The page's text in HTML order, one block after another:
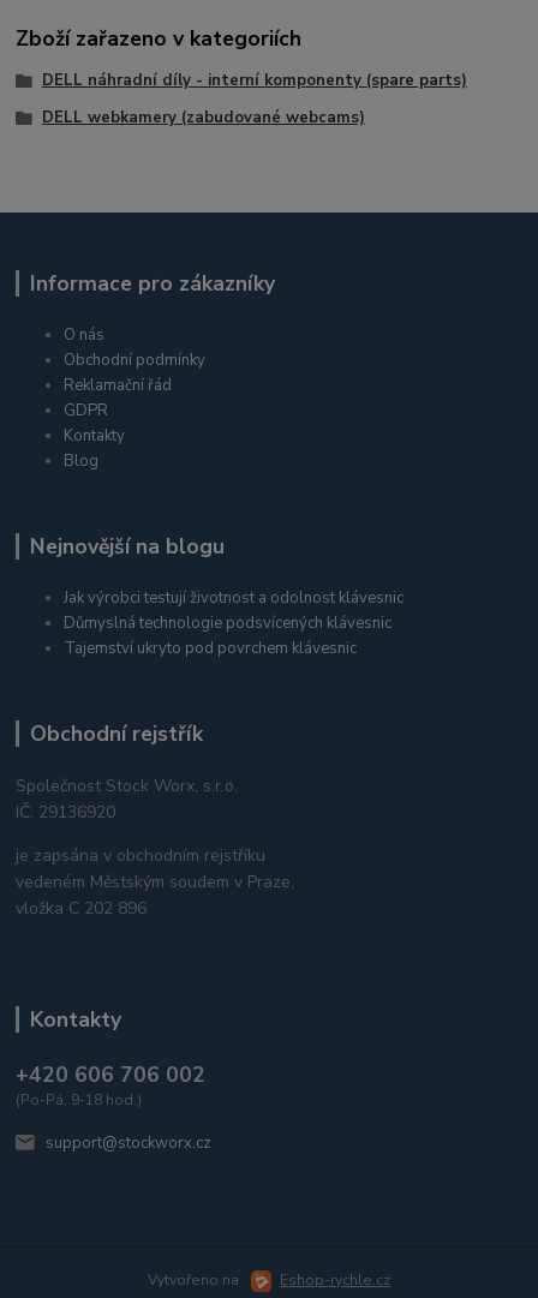
Zboží zařazeno v kategoriích
DELL náhradní díly - interní komponenty (spare parts)
DELL webkamery (zabudované webcams)
Informace pro zákazníky
O nás
Obchodní podmínky
Reklamační řád
GDPR
Kontakty
Blog
Nejnovější na blogu
Jak výrobci testují životnost a odolnost klávesnic
Důmyslná technologie podsvícených klávesnic
Tajemství ukryto pod povrchem klávesnic
Obchodní rejstřík
Společnost Stock Worx, s.r.o.
IČ: 29136920
je zapsána v obchodním rejstříku
vedeném Městským soudem v Praze,
vložka C 202 896
Kontakty
+420 606 706 002
(Po-Pá, 9-18 hod.)
support@stockworx.cz
Vytvořeno na Eshop-rychle.cz